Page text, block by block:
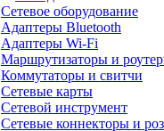
Сетевое оборудование
Адаптеры Bluetooth
Адаптеры Wi-Fi
Маршрутизаторы и
Коммутаторы и свитчи
Сетевые карты
Сетевой инструмент
Сетевые коннекторы и